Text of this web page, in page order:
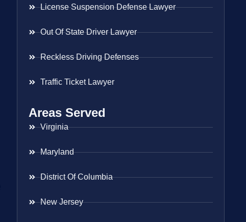
License Suspension Defense Lawyer
Out Of State Driver Lawyer
Reckless Driving Defenses
Traffic Ticket Lawyer
Areas Served
Virginia
Maryland
District Of Columbia
New Jersey